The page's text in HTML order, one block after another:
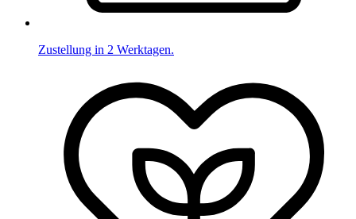
Zustellung in 2 Werktagen.